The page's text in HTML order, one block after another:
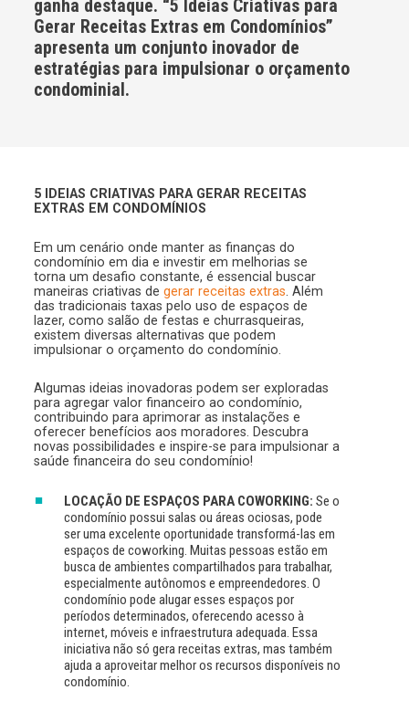
ganha destaque. “5 Ideias Criativas para
Gerar Receitas Extras em Condomínios”
apresenta um conjunto inovador de
estratégias para impulsionar o orçamento
condominial.
5 IDEIAS CRIATIVAS PARA GERAR RECEITAS
EXTRAS EM CONDOMÍNIOS
Em um cenário onde manter as finanças do
condomínio em dia e investir em melhorias se
torna um desafio constante, é essencial buscar
maneiras criativas degerar receitas extras . Além
das tradicionais taxas pelo uso de espaços de
lazer, como salão de festas e churrasqueiras,
existem diversas alternativas que podem
impulsionar o orçamento do condomínio.
Algumas ideias inovadoras podem ser exploradas
para agregar valor financeiro ao condomínio,
contribuindo para aprimorar as instalações e
oferecer benefícios aos moradores. Descubra
novas possibilidades e inspire-se para impulsionar a
saúde financeira do seu condomínio!
LOCAÇÃO DE ESPAÇOS PARA COWORKING:Se o
condomínio possui salas ou áreas ociosas, pode
ser uma excelente oportunidade transformá-las em
espaços de coworking. Muitas pessoas estão em
busca de ambientes compartilhados para trabalhar,
especialmente autônomos e empreendedores. O
condomínio pode alugar esses espaços por
períodos determinados, oferecendo acesso à
internet, móveis e infraestrutura adequada. Essa
iniciativa não só gera receitas extras, mas também
ajuda a aproveitar melhor os recursos disponíveis no
condomínio.